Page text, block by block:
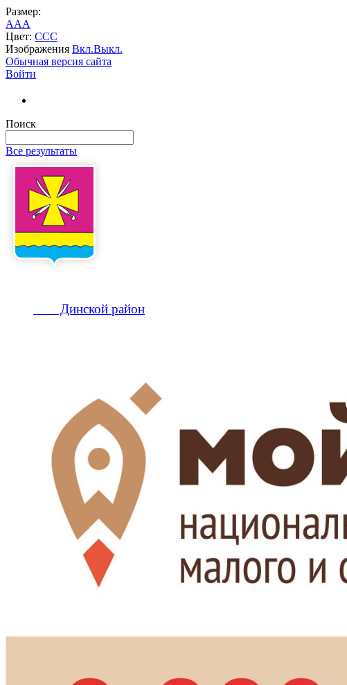
Размер:
AAA
Цвет: CCC
Изображения Вкл.Выкл.
Обычная версия сайта
Войти
Поиск
Все результаты
Динской район